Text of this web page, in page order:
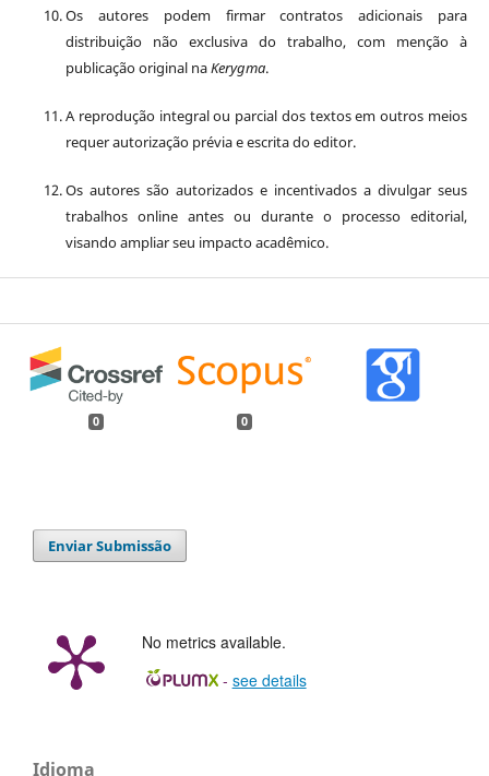
Os autores podem firmar contratos adicionais para
distribuição não exclusiva do trabalho, com menção à
publicação original naKerygma.
A reprodução integral ou parcial dos textos em outros meios
requer autorização prévia e escrita do editor.
Os autores são autorizados e incentivados a divulgar seus
trabalhos online antes ou durante o processo editorial,
visando ampliar seu impacto acadêmico.
0 0
Enviar Submissão
No metrics available.
- see details
Idioma